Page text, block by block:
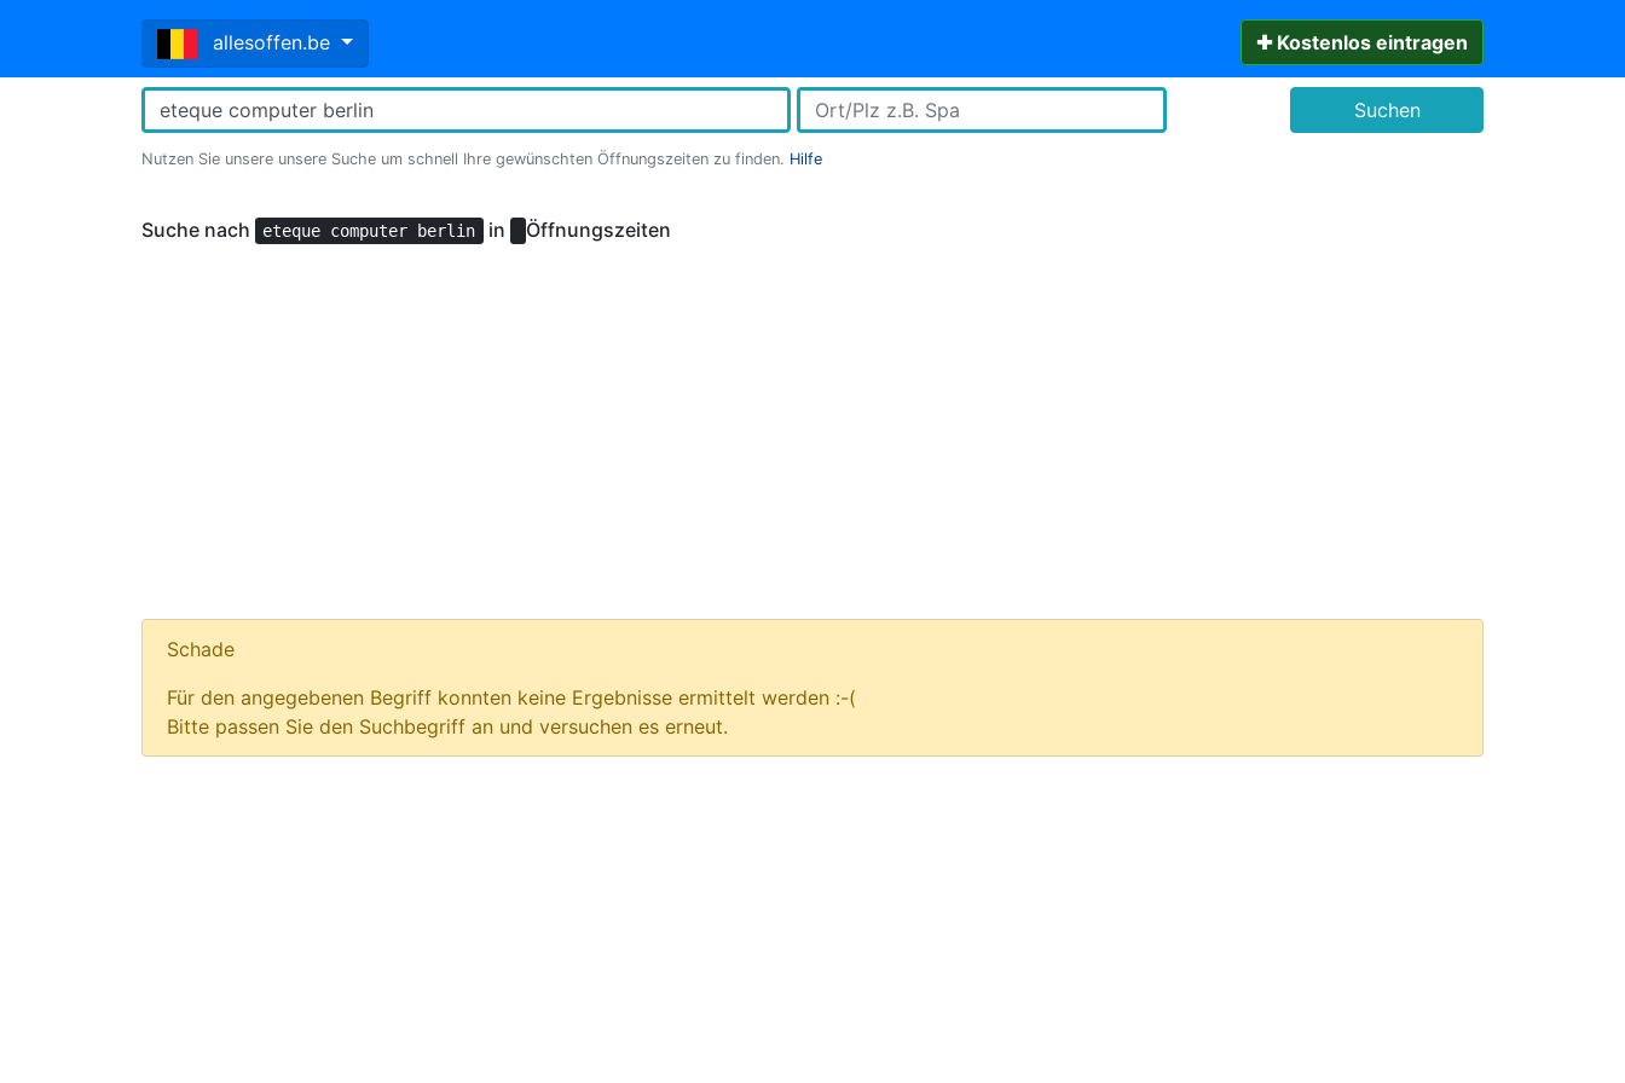
allesoffen.be ✚ Kostenlos eintragen
Nutzen Sie unsere unsere Suche um schnell Ihre gewünschten Öffnungszeiten zu finden. Hilfe
Suchen
Suche nach eteque computer berlin in Öffnungszeiten
Schade
Für den angegebenen Begriff konnten keine Ergebnisse ermittelt werden :-(
Bitte passen Sie den Suchbegriff an und versuchen es erneut.